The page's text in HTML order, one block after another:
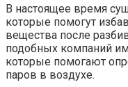
В настоящее время
которые помогут
вещества после
подобных компаний
которые помогают
паров в воздухе.